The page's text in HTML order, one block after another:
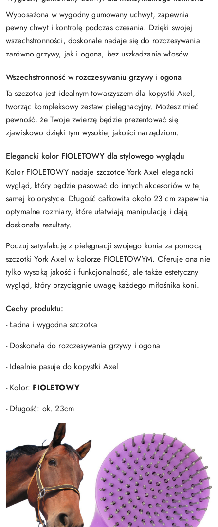
Wyposażona w wygodny gumowany uchwyt, zapewnia
pewny chwyt i kontrolę podczas czesania. Dzięki swojej
wszechstronności, doskonale nadaje się do rozczesywania
zarówno grzywy, jak i ogona, bez uszkadzania włosów.
Wszechstronność w rozczesywaniu grzywy i ogona
Ta szczotka jest idealnym towarzyszem dla kopystki Axel,
tworząc kompleksowy zestaw pielęgnacyjny. Możesz mieć
pewność, że Twoje zwierzę będzie prezentować się
zjawiskowo dzięki tym wysokiej jakości narzędziom.
Elegancki kolor FIOLETOWY dla stylowego wyglądu
Kolor FIOLETOWY nadaje szczotce York Axel elegancki
wygląd, który będzie pasować do innych akcesoriów w tej
samej kolorystyce. Długość całkowita około 23 cm zapewnia
optymalne rozmiary, które ułatwiają manipulację i dają
doskonałe rezultaty.
Poczuj satysfakcję z pielęgnacji swojego konia za pomocą
szczotki York Axel w kolorze FIOLETOWYM. Oferuje ona nie
tylko wysoką jakość i funkcjonalność, ale także estetyczny
wygląd, który przyciągnie uwagę każdego miłośnika koni.
Cechy produktu:
- Ładna i wygodna szczotka
- Doskonała do rozczesywania grzywy i ogona
- Idealnie pasuje do kopystki Axel
- Kolor: FIOLETOWY
- Długość: ok. 23cm